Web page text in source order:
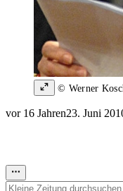
© Werner
vor 16 Jahren23. Juni